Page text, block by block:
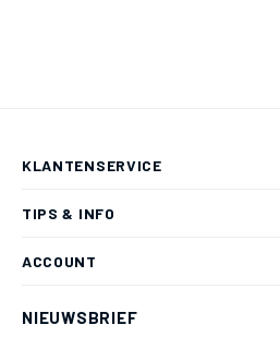
KLANTENSERVICE
TIPS & INFO
ACCOUNT
NIEUWSBRIEF